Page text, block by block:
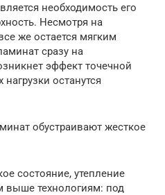
необходимость его
Несмотря на
же остается мягким
сразу на
эффект точечной
останутся
обустраивают жесткое
состояние, утепление
выше технологиям: под